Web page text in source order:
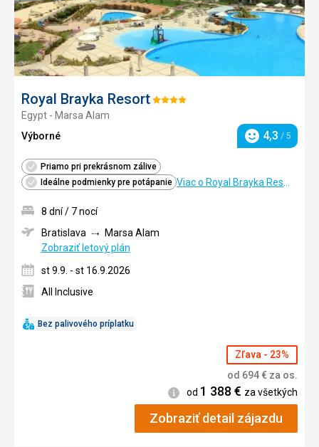
Royal Brayka ResortHodnotenie:
Egypt - Marsa Alam
Výborné
Hodnotenie
4,3 / 5
Priamo pri prekrásnom zálive
Ideálne podmienky pre potápanie
Viac o Royal Brayka Resort
Bez palivového príplatku
8 dní / 7 nocí
Bratislava
Marsa Alam
Zobraziť letový plán
st 9.9. - st 16.9.2026
All Inclusive
Zľava - 23%
od 694€ za os.
Informácie
od 1 388 € za všetkých
Zobraziť detail zájazdu